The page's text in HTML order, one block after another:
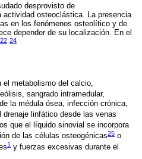
desprovisto de
osteoclástica. La presencia
en los fenómenos osteolítico y de
depender de su localización. En el
22 24
el metabolismo del calcio,
sangrado intramedular,
la médula ósea, infección crónica,
drenaje linfático desde las venas
que el líquido sinovial se incorpora
de las células osteogénicas25 o
1 y fuerzas excesivas durante el